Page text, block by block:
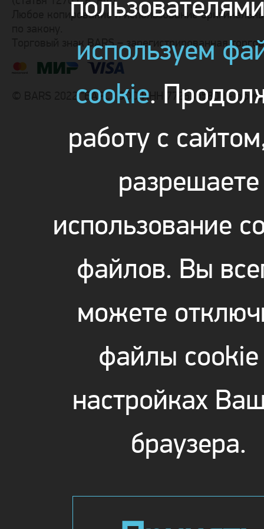
Любое копирование и использование
Торговый знак BARS – зарегистрированная
© BARS 2022 "БАРС" ООО ИНН 7726355800 -
используем
cookie.
работу с
разрешаете
использование
файлов. Вы
можете
файлы cookie
настройках
браузера.